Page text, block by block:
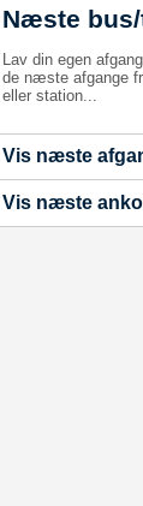
Næste
Lav din egen
de næste afgange
eller station...
Vis næste
Vis næste